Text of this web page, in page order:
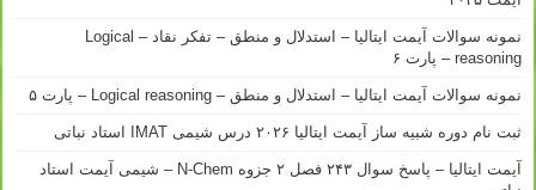
نمونه سوالات آیمت ایتالیا – استدلال و منطق – تفکر نقاد – Logical
reasoning – پارت ۶
نمونه سوالات آیمت ایتالیا – استدلال و منطق – Logical reasoning – پارت ۵
ثبت نام دوره شبیه ساز آیمت ایتالیا ۲۰۲۶ درس شیمی IMAT استاد نباتی
آیمت ایتالیا – پاسخ سوال ۲۴۳ فصل ۲ جزوه N-Chem – شیمی آیمت استاد